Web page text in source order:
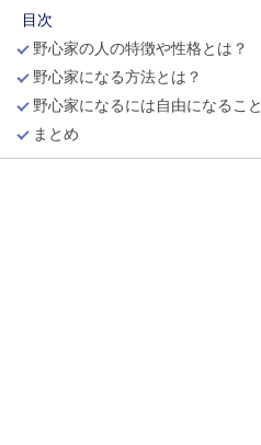
目次
野心家の人の特徴や性格とは？
野心家になる方法とは？
野心家になるには自由になること
まとめ